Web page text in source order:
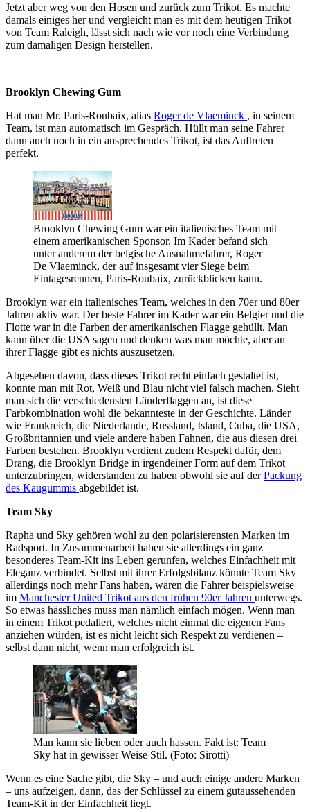
Jetzt aber weg von den Hosen und zurück zum Trikot. Es machte
damals einiges her und vergleicht man es mit dem heutigen Trikot
von Team Raleigh, lässt sich nach wie vor noch eine Verbindung
zum damaligen Design herstellen.
Brooklyn Chewing Gum
Hat man Mr. Paris-Roubaix, alias Roger de Vlaeminck , in seinem
Team, ist man automatisch im Gespräch. Hüllt man seine Fahrer
dann auch noch in ein ansprechendes Trikot, ist das Auftreten
perfekt.
Brooklyn Chewing Gum war ein italienisches Team mit
einem amerikanischen Sponsor. Im Kader befand sich
unter anderem der belgische Ausnahmefahrer, Roger
De Vlaeminck, der auf insgesamt vier Siege beim
Eintagesrennen, Paris-Roubaix, zurückblicken kann.
Brooklyn war ein italienisches Team, welches in den 70er und 80er
Jahren aktiv war. Der beste Fahrer im Kader war ein Belgier und die
Flotte war in die Farben der amerikanischen Flagge gehüllt. Man
kann über die USA sagen und denken was man möchte, aber an
ihrer Flagge gibt es nichts auszusetzen.
Abgesehen davon, dass dieses Trikot recht einfach gestaltet ist,
konnte man mit Rot, Weiß und Blau nicht viel falsch machen. Sieht
man sich die verschiedensten Länderflaggen an, ist diese
Farbkombination wohl die bekannteste in der Geschichte. Länder
wie Frankreich, die Niederlande, Russland, Island, Cuba, die USA,
Großbritannien und viele andere haben Fahnen, die aus diesen drei
Farben bestehen. Brooklyn verdient zudem Respekt dafür, dem
Drang, die Brooklyn Bridge in irgendeiner Form auf dem Trikot
unterzubringen, widerstanden zu haben obwohl sie auf derPackung
des Kaugummis abgebildet ist.
Team Sky
Rapha und Sky gehören wohl zu den polarisierensten Marken im
Radsport. In Zusammenarbeit haben sie allerdings ein ganz
besonderes Team-Kit ins Leben gerunfen, welches Einfachheit mit
Eleganz verbindet. Selbst mit ihrer Erfolgsbilanz könnte Team Sky
allerdings noch mehr Fans haben, wären die Fahrer beispielsweise
im Manchester United Trikot aus den frühen 90er Jahren unterwegs.
So etwas hässliches muss man nämlich einfach mögen. Wenn man
in einem Trikot pedaliert, welches nicht einmal die eigenen Fans
anziehen würden, ist es nicht leicht sich Respekt zu verdienen –
selbst dann nicht, wenn man erfolgreich ist.
Man kann sie lieben oder auch hassen. Fakt ist: Team
Sky hat in gewisser Weise Stil. (Foto: Sirotti)
Wenn es eine Sache gibt, die Sky – und auch einige andere Marken
– uns aufzeigen, dann, das der Schlüssel zu einem gutaussehenden
Team-Kit in der Einfachheit liegt.